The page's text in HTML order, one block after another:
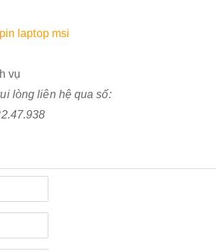
laptop msi
vụ
lòng liên hệ qua số: